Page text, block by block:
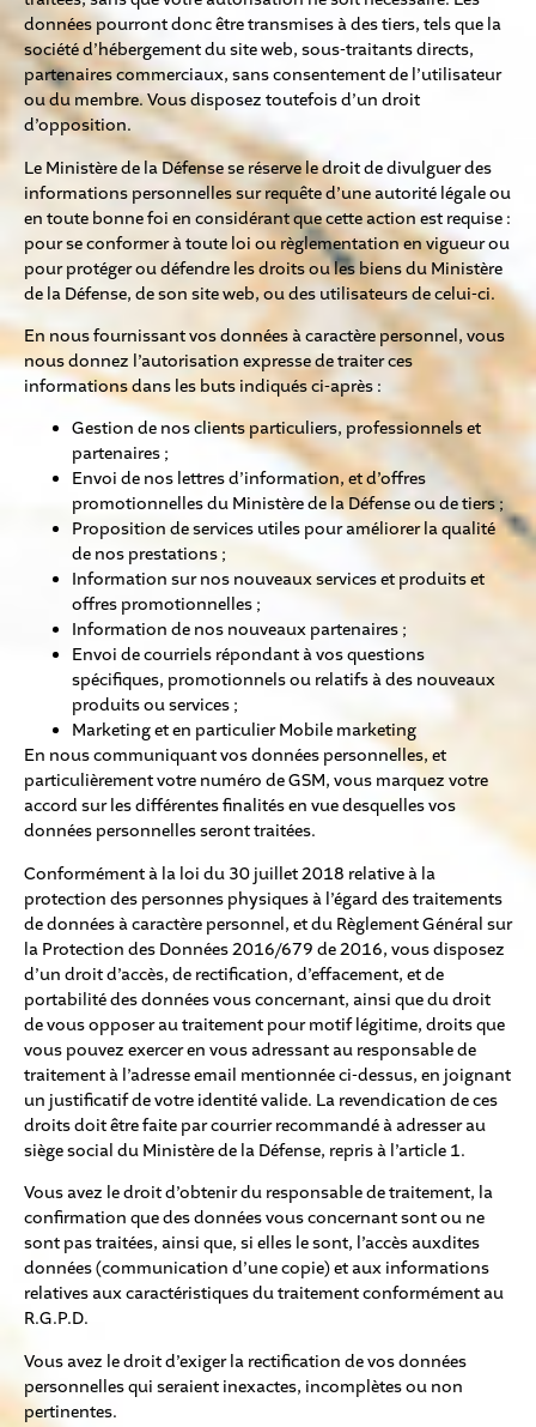
données pourront donc être transmises à des tiers, tels que la
société d’hébergement du site web, sous-traitants directs,
partenaires commerciaux, sans consentement de l’utilisateur
ou du membre. Vous disposez toutefois d’un droit
d’opposition.
Le Ministère de la Défense se réserve le droit de divulguer des
informations personnelles sur requête d’une autorité légale ou
en toute bonne foi en considérant que cette action est requise :
pour se conformer à toute loi ou règlementation en vigueur ou
pour protéger ou défendre les droits ou les biens du Ministère
de la Défense, de son site web, ou des utilisateurs de celui-ci.
En nous fournissant vos données à caractère personnel, vous
nous donnez l’autorisation expresse de traiter ces
informations dans les buts indiqués ci-après :
Gestion de nos clients particuliers, professionnels et
partenaires ;
Envoi de nos lettres d’information, et d’offres
promotionnelles du Ministère de la Défense ou de tiers ;
Proposition de services utiles pour améliorer la qualité
de nos prestations ;
Information sur nos nouveaux services et produits et
offres promotionnelles ;
Information de nos nouveaux partenaires ;
Envoi de courriels répondant à vos questions
spécifiques, promotionnels ou relatifs à des nouveaux
produits ou services ;
Marketing et en particulier Mobile marketing
En nous communiquant vos données personnelles, et
particulièrement votre numéro de GSM, vous marquez votre
accord sur les différentes finalités en vue desquelles vos
données personnelles seront traitées.
Conformément à la loi du 30 juillet 2018 relative à la
protection des personnes physiques à l’égard des traitements
de données à caractère personnel, et du Règlement Général sur
la Protection des Données 2016/679 de 2016, vous disposez
d’un droit d’accès, de rectification, d’effacement, et de
portabilité des données vous concernant, ainsi que du droit
de vous opposer au traitement pour motif légitime, droits que
vous pouvez exercer en vous adressant au responsable de
traitement à l’adresse email mentionnée ci-dessus, en joignant
un justificatif de votre identité valide. La revendication de ces
droits doit être faite par courrier recommandé à adresser au
siège social du Ministère de la Défense, repris à l’article 1.
Vous avez le droit d’obtenir du responsable de traitement, la
confirmation que des données vous concernant sont ou ne
sont pas traitées, ainsi que, si elles le sont, l’accès auxdites
données (communication d’une copie) et aux informations
relatives aux caractéristiques du traitement conformément au
R.G.P.D.
Vous avez le droit d’exiger la rectification de vos données
personnelles qui seraient inexactes, incomplètes ou non
pertinentes.